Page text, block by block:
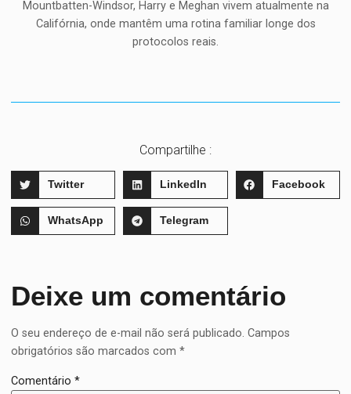
Mountbatten-Windsor, Harry e Meghan vivem atualmente na
Califórnia, onde mantêm uma rotina familiar longe dos
protocolos reais.
Compartilhe :
Twitter LinkedIn Facebook
WhatsApp Telegram
Deixe um comentário
O seu endereço de e-mail não será publicado. Campos
obrigatórios são marcados com*
Comentário*